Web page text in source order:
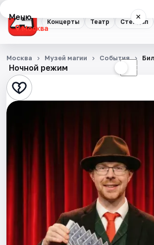
Концерты Театр Стендап
Меню ×
Москва
Концерты
Театр
Стендап
Ночной режим ☾
Москва Музей магии События